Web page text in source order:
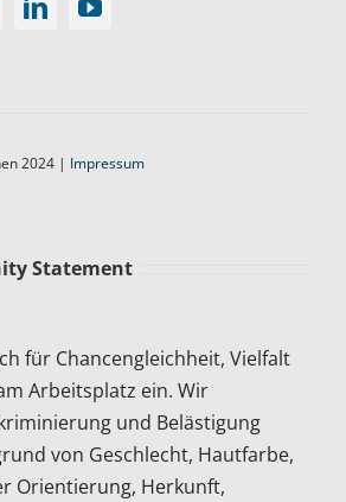
2024 | Impressum
Statement
für Chancengleichheit, Vielfalt
Arbeitsplatz ein. Wir
und Belästigung
von Geschlecht, Hautfarbe,
Orientierung, Herkunft,